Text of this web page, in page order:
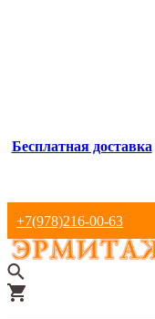
Бесплатная доставка
+7(978)216-00-63